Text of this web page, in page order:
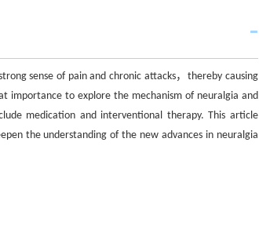
sense of pain and chronic attacks，thereby causing
to explore the mechanism of neuralgia and
medication and interventional therapy. This article
the understanding of the new advances in neuralgia